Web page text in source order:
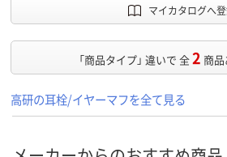
マイカタログへ
「商品タイプ」 違いで 全2 商品
高研の耳栓/イヤーマフを全て見る